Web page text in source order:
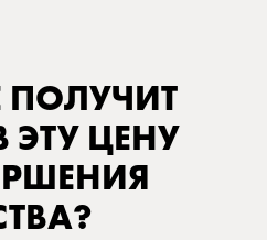
ПОЛУЧИТ
ЭТУ ЦЕНУ